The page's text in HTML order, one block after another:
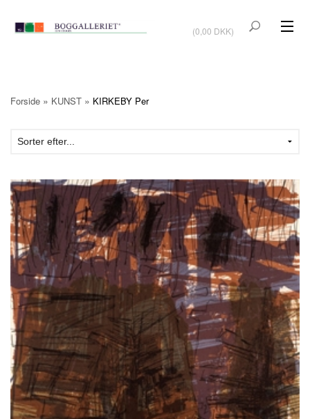
(0,00 DKK)
BØGER OM KUNSTNERE
Vis kurv (0,00 DKK)
OUTLET UDSTILLINGER
NYHEDER OM BOGGALLERIET
KONTAKT & ÅBNINSTIDER NYHEDSBREV
UDVIDET SØGNING Salgsbetingelser
Forside » KUNST » KIRKEBY Per